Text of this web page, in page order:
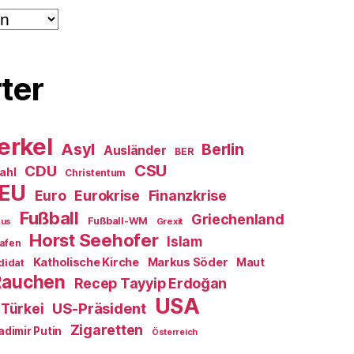
Asyl Ausländer BER Berlin
CDU Christentum CSU
Euro Eurokrise Finanzkrise
Fußball Fußball-WM Grexit Griechenland
Horst Seehofer Islam
Katholische Kirche Markus Söder Maut
Recep Tayyip Erdoğan
Türkei US-Präsident USA
Putin Zigaretten Österreich